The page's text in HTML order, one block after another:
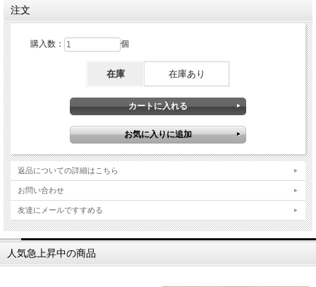
注文
購入数： 個
在庫 在庫あり
返品についての詳細はこちら
お問い合わせ
友達にメールですすめる
人気急上昇中の商品